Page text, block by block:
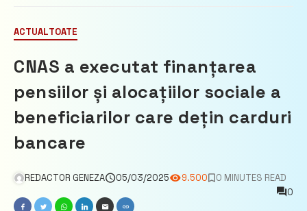
ACTUALTOATE
CNAS a executat finanțarea
pensiilor și alocațiilor sociale a
beneficiarilor care dețin carduri
bancare
REDACTOR GENEZA 05/03/2025 9.500
0 MINUTES READ
0